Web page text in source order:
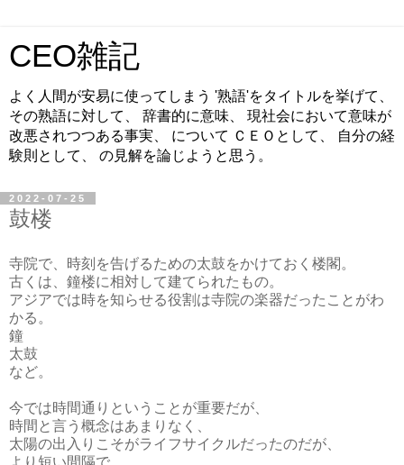
CEO雑記
よく人間が安易に使ってしまう '熟語'をタイトルを挙げて、
その熟語に対して、 辞書的に意味、 現社会において意味が
改悪されつつある事実、 について ＣＥＯとして、 自分の経
験則として、 の見解を論じようと思う。
2022-07-25
鼓楼
寺院で、時刻を告げるための太鼓をかけておく楼閣。
古くは、鐘楼に相対して建てられたもの。
アジアでは時を知らせる役割は寺院の楽器だったことがわ
かる。
鐘
太鼓
など。
今では時間通りということが重要だが、
時間と言う概念はあまりなく、
太陽の出入りこそがライフサイクルだったのだが、
より短い間隔で